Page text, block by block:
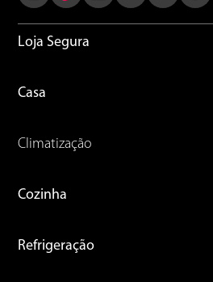
Loja Segura
Casa
Climatização
Cozinha
Refrigeração